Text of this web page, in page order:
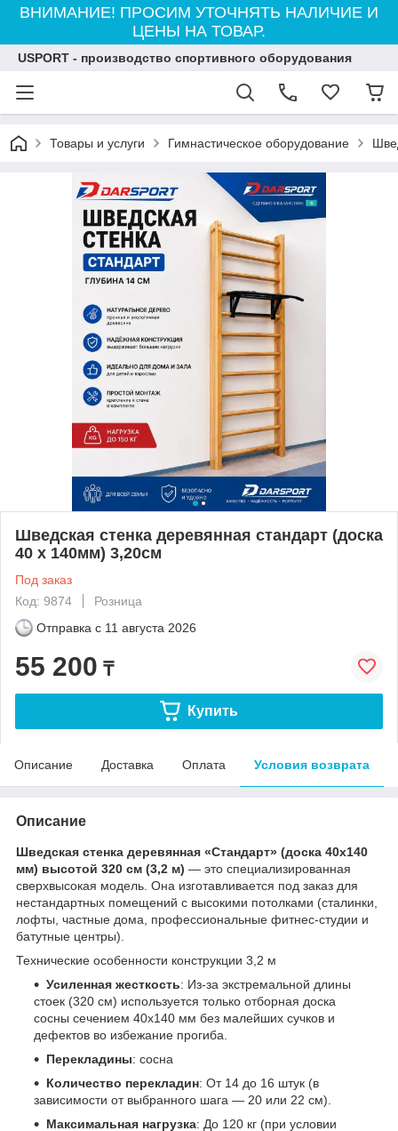
ВНИМАНИЕ! ПРОСИМ УТОЧНЯТЬ НАЛИЧИЕ И
ЦЕНЫ НА ТОВАР.
USPORT - производство спортивного оборудования
Товары и услуги Гимнастическое оборудование
Шведская стенка деревянная стандарт (доска
40 х 140мм) 3,20см
Под заказ
Код: 9874
Розница
Отправка с 11 августа 2026
55 200 ₸
Купить
Описание Доставка Оплата Условия возврата
Описание
Шведская стенка деревянная «Стандарт» (доска 40х140
мм) высотой 320 см (3,2 м) — это специализированная
сверхвысокая модель. Она изготавливается под заказ для
нестандартных помещений с высокими потолками (сталинки,
лофты, частные дома, профессиональные фитнес-студии и
батутные центры).
Технические особенности конструкции 3,2 м
Усиленная жесткость: Из-за экстремальной длины
стоек (320 см) используется только отборная доска
сосны сечением 40х140 мм без малейших сучков и
дефектов во избежание прогиба.
Перекладины: сосна
Количество перекладин: От 14 до 16 штук (в
зависимости от выбранного шага — 20 или 22 см).
Максимальная нагрузка: До 120 кг (при условии